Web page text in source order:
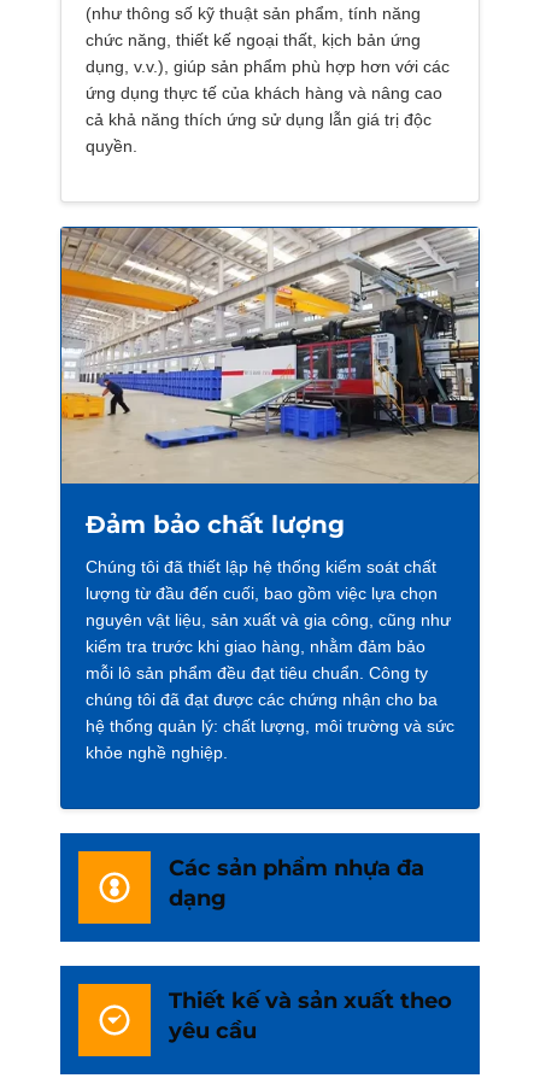
(như thông số kỹ thuật sản phẩm, tính năng
chức năng, thiết kế ngoại thất, kịch bản ứng
dụng, v.v.), giúp sản phẩm phù hợp hơn với các
ứng dụng thực tế của khách hàng và nâng cao
cả khả năng thích ứng sử dụng lẫn giá trị độc
quyền.
Đảm bảo chất lượng
Chúng tôi đã thiết lập hệ thống kiểm soát chất
lượng từ đầu đến cuối, bao gồm việc lựa chọn
nguyên vật liệu, sản xuất và gia công, cũng như
kiểm tra trước khi giao hàng, nhằm đảm bảo
mỗi lô sản phẩm đều đạt tiêu chuẩn. Công ty
chúng tôi đã đạt được các chứng nhận cho ba
hệ thống quản lý: chất lượng, môi trường và sức
khỏe nghề nghiệp.
Các sản phẩm nhựa đa
dạng
Thiết kế và sản xuất theo
yêu cầu